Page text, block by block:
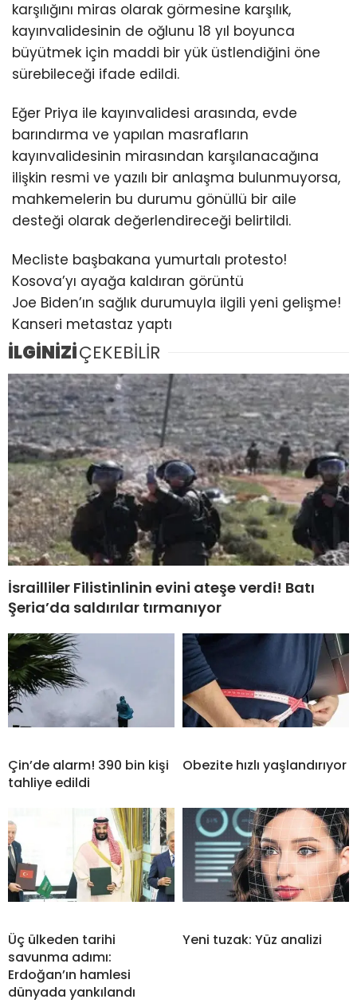
karşılığını miras olarak görmesine karşılık,
kayınvalidesinin de oğlunu 18 yıl boyunca
büyütmek için maddi bir yük üstlendiğini öne
sürebileceği ifade edildi.
Eğer Priya ile kayınvalidesi arasında, evde
barındırma ve yapılan masrafların
kayınvalidesinin mirasından karşılanacağına
ilişkin resmi ve yazılı bir anlaşma bulunmuyorsa,
mahkemelerin bu durumu gönüllü bir aile
desteği olarak değerlendireceği belirtildi.
Mecliste başbakana yumurtalı protesto!
Kosova’yı ayağa kaldıran görüntü
Joe Biden’ın sağlık durumuyla ilgili yeni gelişme!
Kanseri metastaz yaptı
İLGİNİZİÇEKEBİLİR
İsrailliler Filistinlinin evini ateşe verdi! Batı
Şeria’da saldırılar tırmanıyor
Çin’de alarm! 390 bin kişi
tahliye edildi
Obezite hızlı yaşlandırıyor
Üç ülkeden tarihi
savunma adımı:
Erdoğan’ın hamlesi
dünyada yankılandı
Yeni tuzak: Yüz analizi